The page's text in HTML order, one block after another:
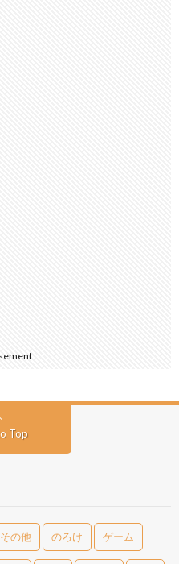
Top
その他 のろけ ゲーム